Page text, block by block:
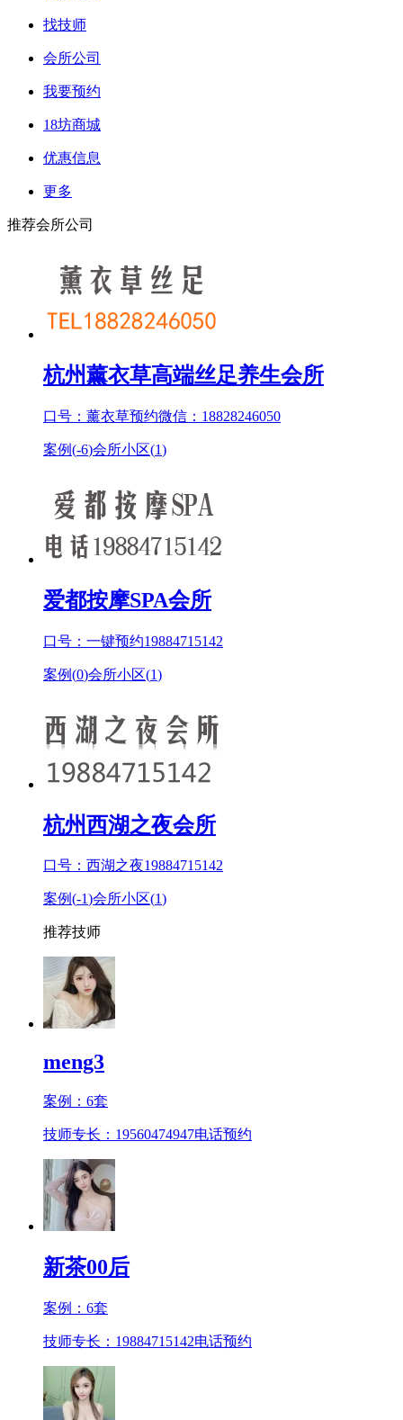
找技师
会所公司
我要预约
18坊商城
优惠信息
更多
推荐会所公司
杭州薰衣草高端丝足养生会所
口号：薰衣草预约微信：18828246050
案例(-6)会所小区(1)
爱都按摩SPA会所
口号：一键预约19884715142
案例(0)会所小区(1)
杭州西湖之夜会所
口号：西湖之夜19884715142
案例(-1)会所小区(1)
推荐技师
meng3
案例： 6套
技师专长：19560474947电话预约
新茶00后
案例： 6套
技师专长：19884715142电话预约